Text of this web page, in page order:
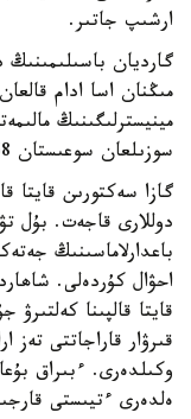
ارشىپ جاتىر.
مىڭنان اسا ادام
سوزىلعان سوعىستان 68 مىڭ پالەستينالىقتىڭ ءومىرى قيىلدى.
دوللارى قاجەت. بۇل
باعدارلاماسىنىڭ
قايتا قالپىنا
قىرۋار قاراجاتتى
وكىلدەرى. ءبىراق
ەلدەرى ءتيىستى